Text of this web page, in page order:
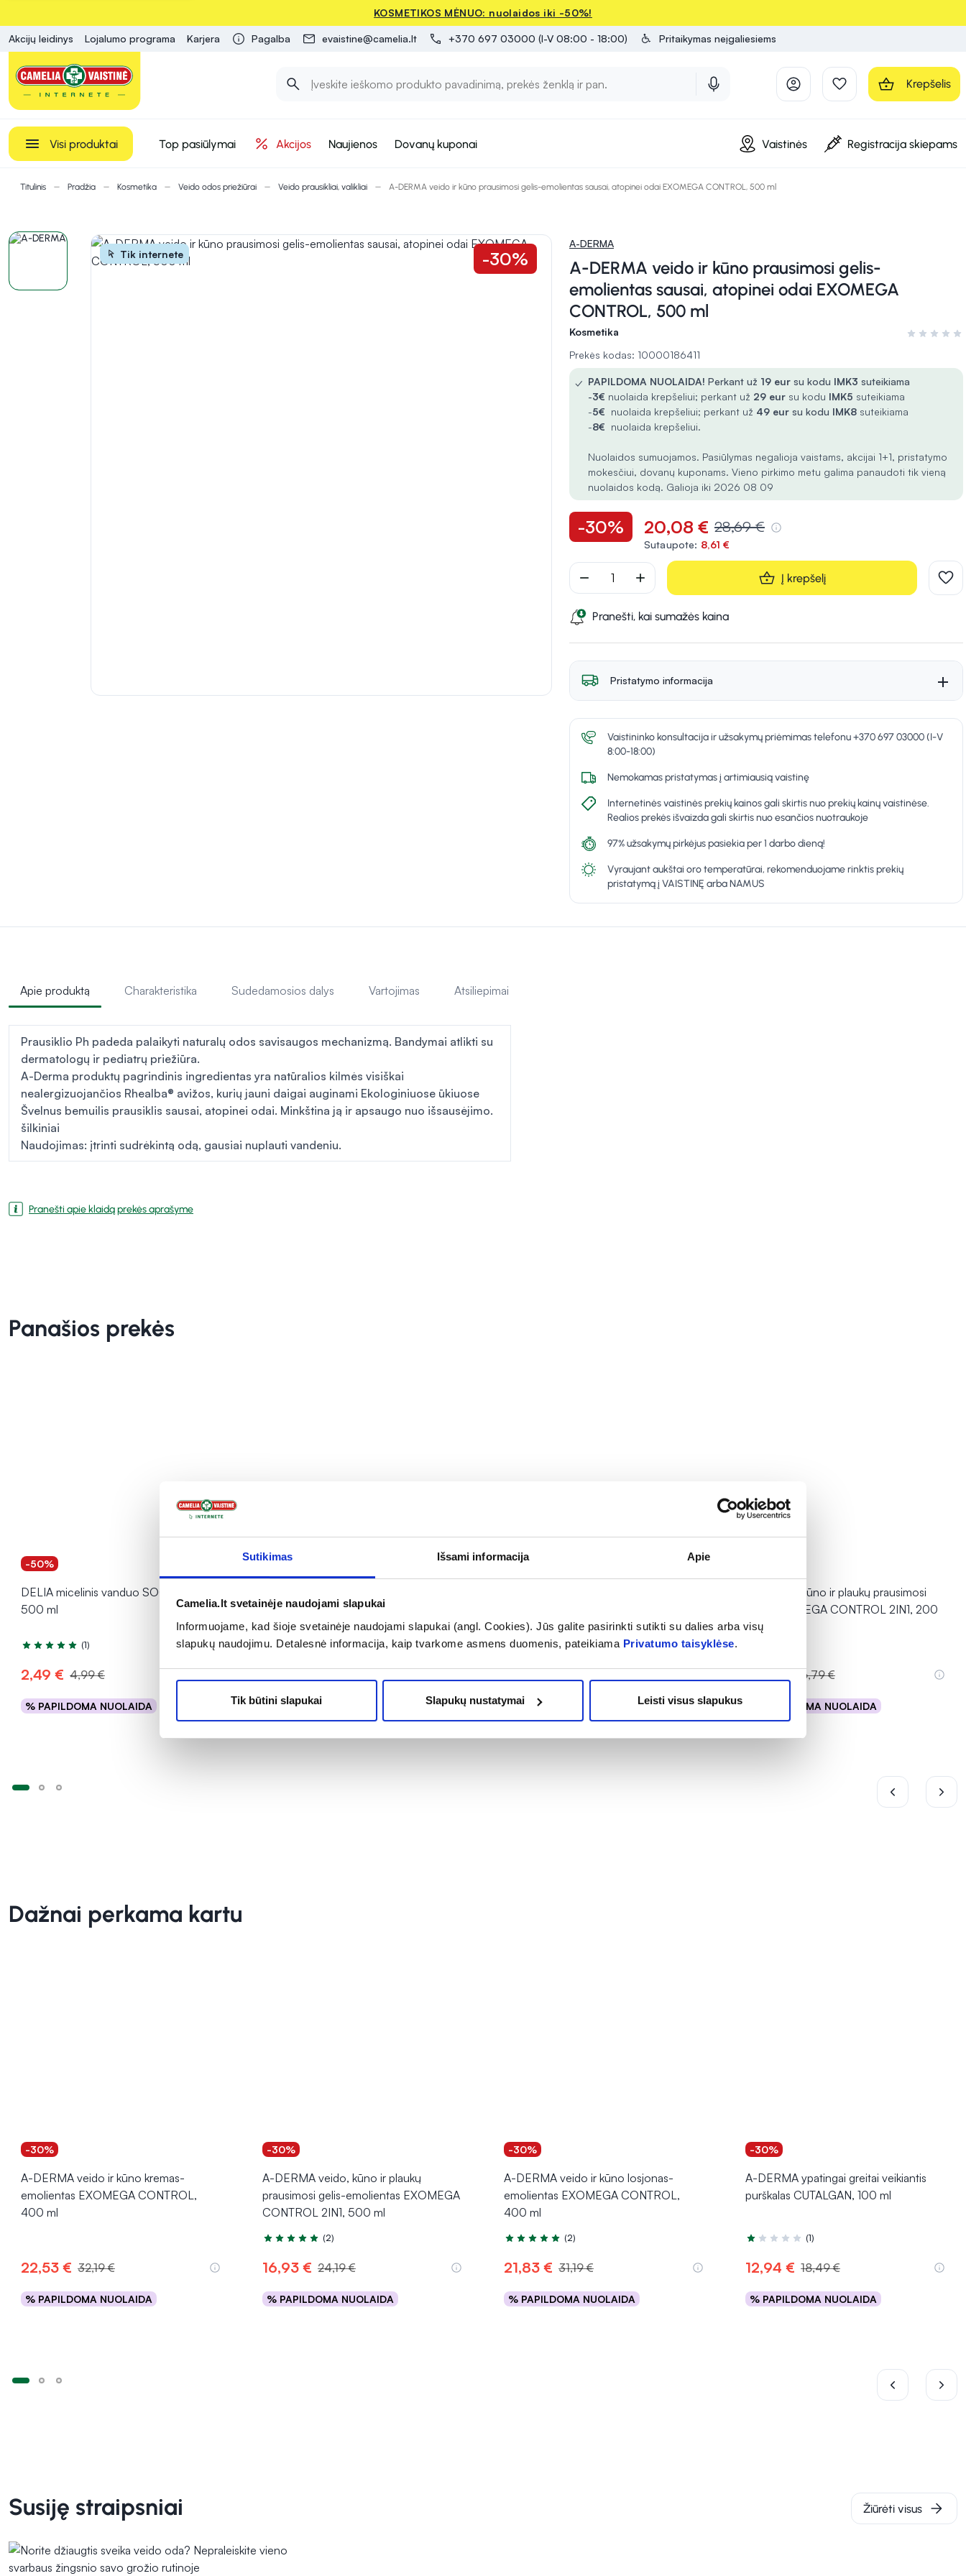
Sutikimas Išsami informacija Apie
Camelia.lt svetainėje naudojami slapukai
Informuojame, kad šioje svetainėje naudojami slapukai (angl. Cookies). Jūs galite pasirinkti sutikti su dalies arba visų
slapukų naudojimu. Detalesnė informacija, kaip tvarkome asmens duomenis, pateikiama Privatumo taisyklėse.
Tik būtini slapukai Slapukų nustatymai Leisti visus slapukus
KOSMETIKOS MĖNUO: nuolaidos iki -50%!
Akcijų leidinys Lojalumo programa Karjera Pagalba evaistine@camelia.lt +370 697 03000 (I-V 08:00 - 18:00) Pritaikymas neįgaliesiems
Krepšelis
Visi produktai Top pasiūlymai Akcijos Naujienos Dovanų kuponai Vaistinės Registracija skiepams
Titulinis Pradžia Kosmetika Veido odos priežiūrai Veido prausikliai, valikliai A-DERMA veido ir kūno prausimosi gelis-emolientas sausai, atopinei odai EXOMEGA CONTROL, 500 ml
Tik internete -30%
A-DERMA
A-DERMA veido ir kūno prausimosi gelis-
emolientas sausai, atopinei odai EXOMEGA
CONTROL, 500 ml
Kosmetika
Įvertinimas
Prekės kodas: 10000186411
✓ PAPILDOMA NUOLAIDA! Perkant už 19 eur su kodu IMK3 suteikiama
-3€ nuolaida krepšeliui; perkant už 29 eur su kodu IMK5 suteikiama
-5€ nuolaida krepšeliui; perkant už 49 eur su kodu IMK8 suteikiama
-8€ nuolaida krepšeliui.
Nuolaidos sumuojamos. Pasiūlymas negalioja vaistams, akcijai 1+1, pristatymo
mokesčiui, dovanų kuponams. Vieno pirkimo metu galima panaudoti tik vieną
nuolaidos kodą. Galioja iki 2026 08 09
-30% 20,08 € 28,69 €
Sutaupote: 8,61 €
remove add Į krepšelį
Pranešti, kai sumažės kaina
Pristatymo informacija
Vaistininko konsultacija ir užsakymų priėmimas telefonu +370 697 03000 (I-V
8:00-18:00)
Nemokamas pristatymas į artimiausią vaistinę
Internetinės vaistinės prekių kainos gali skirtis nuo prekių kainų vaistinėse.
Realios prekės išvaizda gali skirtis nuo esančios nuotraukoje
97% užsakymų pirkėjus pasiekia per 1 darbo dieną!
Vyraujant aukštai oro temperatūrai, rekomenduojame rinktis prekių
pristatymą į VAISTINĘ arba NAMUS
Apie produktą Charakteristika Sudedamosios dalys Vartojimas Atsiliepimai
Prausiklio Ph padeda palaikyti naturalų odos savisaugos mechanizmą. Bandymai atlikti su
dermatologų ir pediatrų priežiūra.
A-Derma produktų pagrindinis ingredientas yra natūralios kilmės visiškai
nealergizuojančios Rhealba® avižos, kurių jauni daigai auginami Ekologiniuose ūkiuose
Švelnus bemuilis prausiklis sausai, atopinei odai. Minkština ją ir apsaugo nuo išsausėjimo.
šilkiniai
Naudojimas: įtrinti sudrėkintą odą, gausiai nuplauti vandeniu.
Pranešti apie klaidą prekės aprašyme
Panašios prekės
-50%
DELIA micelinis vanduo SOOTHING,
500 ml
Įvertinimas 5.0 iš 5
(1)
2,49 € 4,99 €
% PAPILDOMA NUOLAIDA
Į krepšelį
-50%
MOISTURIZING, 500 ml
(4)
2,49 €
% PAPILDOMA NUOLAIDA
-30%
CONTROL 2IN1, 500 ml
Įvertinimas 5.0 iš 5
(2)
16,93 €
% PAPILDOMA NUOLAIDA
A-DERMA kūno ir plaukų prausimosi
gelis EXOMEGA CONTROL 2IN1, 200
ml
11,75 € 16,79 €
% PAPILDOMA NUOLAIDA
Į krepšelį
Dažnai perkama kartu
-30%
A-DERMA veido ir kūno kremas-
emolientas EXOMEGA CONTROL,
400 ml
22,53 € 32,19 €
% PAPILDOMA NUOLAIDA
Į krepšelį
-30%
A-DERMA veido, kūno ir plaukų
prausimosi gelis-emolientas EXOMEGA
CONTROL 2IN1, 500 ml
Įvertinimas 5.0 iš 5
(2)
16,93 € 24,19 €
% PAPILDOMA NUOLAIDA
Į krepšelį
-30%
A-DERMA veido ir kūno losjonas-
emolientas EXOMEGA CONTROL,
400 ml
Įvertinimas 5.0 iš 5
(2)
21,83 € 31,19 €
% PAPILDOMA NUOLAIDA
Į krepšelį
-30%
A-DERMA ypatingai greitai veikiantis
purškalas CUTALGAN, 100 ml
Įvertinimas 1.0 iš 5
(1)
12,94 € 18,49 €
% PAPILDOMA NUOLAIDA
Į krepšelį
Susiję straipsniai Žiūrėti visus